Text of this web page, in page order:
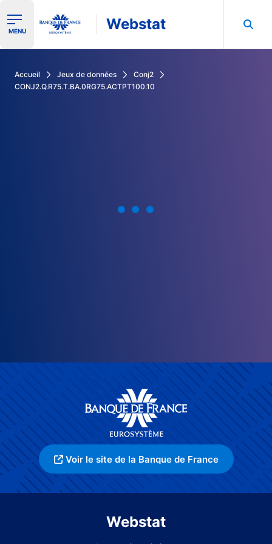
Ouvrir le menu de navigation
MENU Webstat
Accueil Jeux de données
Conj2
CONJ2.Q.R75.T.BA.0RG75.ACTPT100.10
Voir le site de la Banque de France
Webstat